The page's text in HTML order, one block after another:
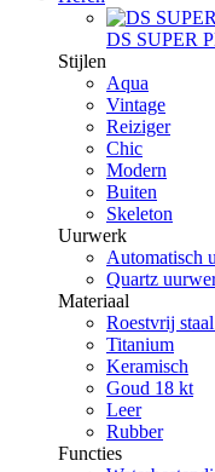
DS SUPER
Stijlen
Aqua
Vintage
Reiziger
Chic
Modern
Buiten
Skeleton
Uurwerk
Automatisch
Quartz
Materiaal
Roestvrij
Titanium
Keramisch
Goud 18 kt
Leer
Rubber
Functies